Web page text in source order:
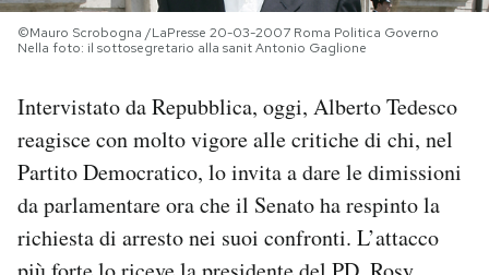
NEWSLETTER
I MIEI PREFERITI
SHOP
CALENDARIO
©Mauro Scrobogna /LaPresse 20-03-2007 Roma Politica Governo
Nella foto: il sottosegretario alla sanit Antonio Gaglione
Intervistato da Repubblica, oggi, Alberto Tedesco
reagisce con molto vigore alle critiche di chi, nel
Partito Democratico, lo invita a dare le dimissioni
da parlamentare ora che il Senato ha respinto la
richiesta di arresto nei suoi confronti. L’attacco